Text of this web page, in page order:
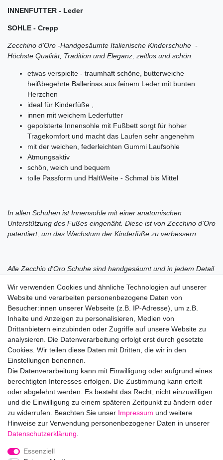
INNENFUTTER - Leder
SOHLE - Crepp
Zecchino d'Oro -Handgesäumte Italienische Kinderschuhe -
Höchste Qualität, Tradition und Eleganz, zeitlos und schön.
etwas verspielte - traumhaft schöne, butterweiche
heißbegehrte Ballerinas aus feinem Leder mit bunten
Herzchen
ideal für Kinderfüße ,
innen mit weichem Lederfutter
gepolsterte Innensohle mit Fußbett sorgt für hoher
Tragekomfort und macht das Laufen sehr angenehm
mit der weichen, federleichten Gummi Laufsohle
Atmungsaktiv
schön, weich und bequem
tolle Passform und HaltWeite - Schmal bis Mittel
In allen Schuhen ist Innensohle mit einer anatomischen
Unterstützung des Fußes eingenäht. Diese ist von Zecchino d'Oro
patentiert, um das Wachstum der Kinderfüße zu verbessern.
Alle Zecchio d'Oro Schuhe sind handgesäumt und in jedem Detail
Zechino d´Oro vorgeben.
Die Schuhe sind koplett in Italien gefertigt.
Hersteller: Zecchino d'Oro Group srl, Via Vespucci 1, 62015
Monte San Giusto, Italia, +39.0733.539046,
zecchinodoro@zecchinodoro.it
EU-Verantwortlicher: Zecchino d'Oro Group srl, Via Vespucci 1,
62015 Monte San Giusto, Italia, zecchinodoro@zecchinodoro.it
Wir verwenden Cookies und ähnliche Technologien auf unserer
Website und verarbeiten personenbezogene Daten von
Besucher:innen unserer Webseite (z.B. IP-Adresse), um z.B.
Inhalte und Anzeigen zu personalisieren, Medien von
Drittanbietern einzubinden oder Zugriffe auf unsere Website zu
analysieren. Die Datenverarbeitung erfolgt erst durch gesetzte
Cookies. Wir teilen diese Daten mit Dritten, die wir in den
Einstellungen benennen.
Die Datenverarbeitung kann mit Einwilligung oder aufgrund eines
berechtigten Interesses erfolgen. Die Zustimmung kann erteilt
oder abgelehnt werden. Es besteht das Recht, nicht einzuwilligen
und die Einwilligung zu einem späteren Zeitpunkt zu ändern oder
zu widerrufen. Beachten Sie unser Impressum und weitere
Hinweise zur Verwendung personenbezogener Daten in unserer
Daten­schutz­erklärung
Essenziell